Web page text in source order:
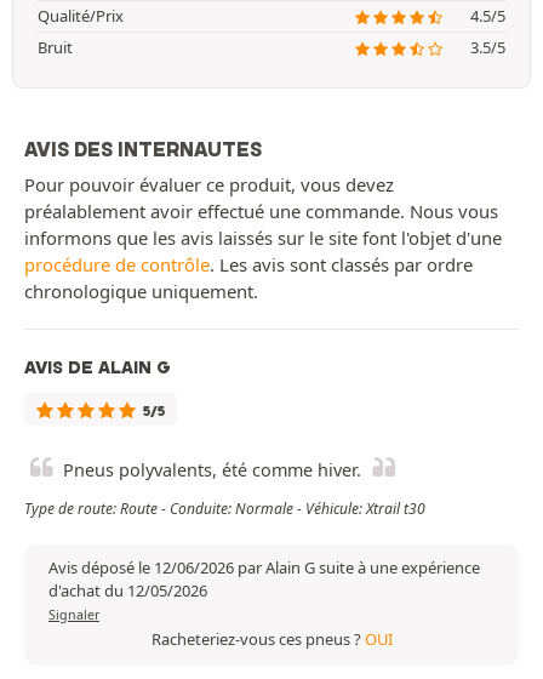
Qualité/Prix
4.5/5
Bruit
3.5/5
AVIS DES INTERNAUTES
Pour pouvoir évaluer ce produit, vous devez
préalablement avoir effectué une commande. Nous vous
informons que les avis laissés sur le site font l'objet d'une
procédure de contrôle. Les avis sont classés par ordre
chronologique uniquement.
AVIS DE ALAIN G
5/5
Pneus polyvalents, été comme hiver.
Type de route: Route - Conduite: Normale - Véhicule: Xtrail t30
Avis déposé le 12/06/2026 par Alain G suite à une expérience
d'achat du 12/05/2026
Signaler
Racheteriez-vous ces pneus ?OUI